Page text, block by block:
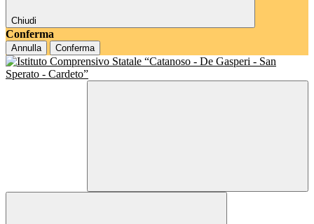
Chiudi
Conferma
Annulla Conferma